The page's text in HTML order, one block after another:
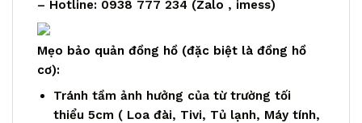
– Hotline: 0938 777 234 (Zalo , imess)
Mẹo bảo quản đồng hồ (đặc biệt là đồng hồ
cơ):
Tránh tầm ảnh hưởng của từ trường tối
thiểu 5cm ( Loa đài, Tivi, Tủ lạnh, Máy tính,